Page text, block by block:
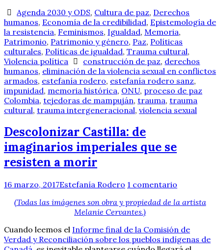
Agenda 2030 y ODS, Cultura de paz, Derechos
humanos, Economía de la credibilidad, Epistemología de
la resistencia, Feminismos, Igualdad, Memoria,
Patrimonio, Patrimonio y género, Paz, Políticas
culturales, Políticas de igualdad, Trauma cultural,
Violencia política
construcción de paz, derechos
humanos, eliminación de la violencia sexual en conflictos
armados, estefanía rodero, estefanía rodero sanz,
impunidad, memoria histórica, ONU, proceso de paz
Colombia, tejedoras de mampuján, trauma, trauma
cultural, trauma intergeneracional, violencia sexual
Descolonizar Castilla: de
imaginarios imperiales que se
resisten a morir
16 marzo, 2017Estefanía Rodero 1 comentario
(Todas las imágenes son obra y propiedad de la artista
Melanie Cervantes.)
Cuando leemos el Informe final de la Comisión de
Verdad y Reconciliación sobre los pueblos indígenas de